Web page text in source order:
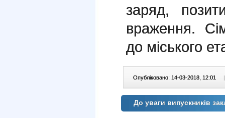
заряд,
враження.
до міського
Опубліковано: 14-03-2018, 12:01 |
До уваги випускників